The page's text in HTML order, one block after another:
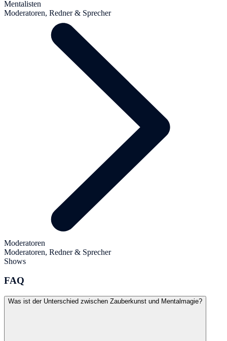
Mentalisten
Moderatoren, Redner & Sprecher
Moderatoren
Moderatoren, Redner & Sprecher
Shows
FAQ
Was ist der Unterschied zwischen Zauberkunst und Mentalmagie?